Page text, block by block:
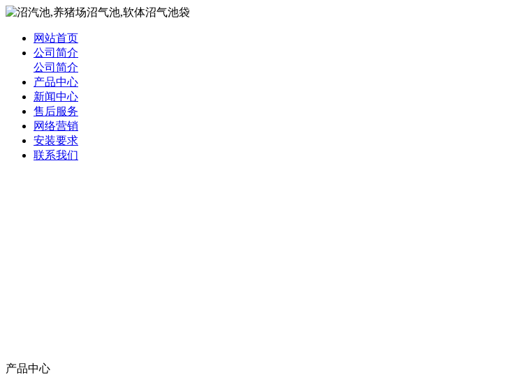
网站首页
公司简介
公司简介
产品中心
新闻中心
售后服务
网络营销
安装要求
联系我们
产品中心